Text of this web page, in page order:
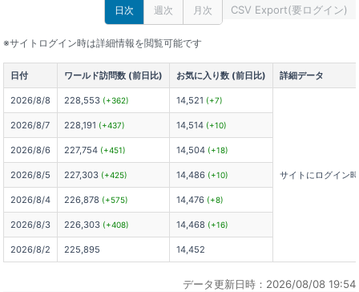
日次 週次 月次 CSV Export(要ログイン)
※サイトログイン時は詳細情報を閲覧可能です
日付 ワールド訪問数 (前日比) お気に入り数 (前日比) 詳細データ
2026/8/8 228,553 (+362) 14,521 (+7)
サイトにログイン
2026/8/7 228,191 (+437) 14,514 (+10)
2026/8/6 227,754 (+451) 14,504 (+18)
2026/8/5 227,303 (+425) 14,486 (+10)
2026/8/4 226,878 (+575) 14,476 (+8)
2026/8/3 226,303 (+408) 14,468 (+16)
2026/8/2 225,895 14,452
データ更新日時：2026/08/08 19:54